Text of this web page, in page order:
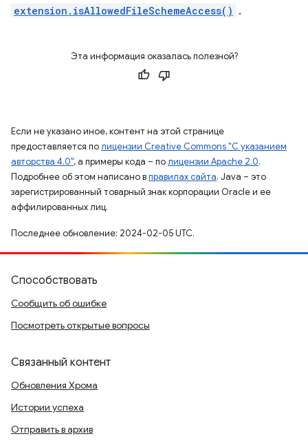
extension.isAllowedFileSchemeAccess() .
Эта информация оказалась полезной?
Если не указано иное, контент на этой странице
предоставляется полицензии Creative Commons "С указанием
авторства 4.0", а примеры кода – полицензии Apache 2.0.
Подробнее об этом написано вправилах сайта. Java – это
зарегистрированный товарный знак корпорации Oracle и ее
аффилированных лиц.
Последнее обновление: 2024-02-05 UTC.
Способствовать
Сообщить об ошибке
Посмотреть открытые вопросы
Связанный контент
Обновления Хрома
Истории успеха
Отправить в архив